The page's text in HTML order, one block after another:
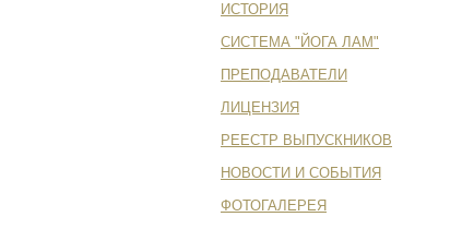
ИСТОРИЯ
СИСТЕМА "ЙОГА ЛАМ"
ПРЕПОДАВАТЕЛИ
ЛИЦЕНЗИЯ
РЕЕСТР ВЫПУСКНИКОВ
НОВОСТИ И СОБЫТИЯ
ФОТОГАЛЕРЕЯ